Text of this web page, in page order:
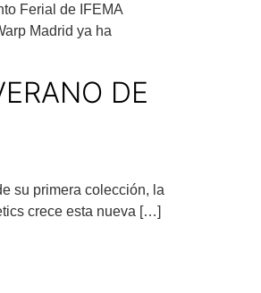
Ferial de IFEMA
Madrid ya ha
DE
su primera colección, la
crece esta nueva […]